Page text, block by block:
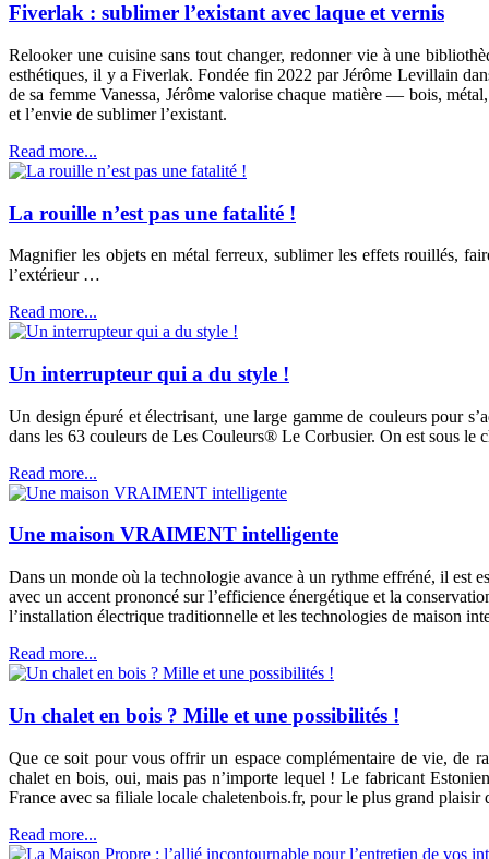
Fiverlak : sublimer l’existant avec laque et vernis
Relooker une cuisine sans tout changer, redonner vie à une
esthétiques, il y a Fiverlak. Fondée fin 2022 par Jérôme Levillain
de sa femme Vanessa, Jérôme valorise chaque matière — bois,
et l’envie de sublimer l’existant.
Read more...
La rouille n’est pas une fatalité !
Magnifier les objets en métal ferreux, sublimer les effets rouillés,
l’extérieur …
Read more...
Un interrupteur qui a du style !
Un design épuré et électrisant, une large gamme de couleurs pour
dans les 63 couleurs de Les Couleurs® Le Corbusier. On est sous le
Read more...
Une maison VRAIMENT intelligente
Dans un monde où la technologie avance à un rythme effréné, il est
avec un accent prononcé sur l’efficience énergétique et la
l’installation électrique traditionnelle et les technologies de maison
Read more...
Un chalet en bois ? Mille et une possibilités !
Que ce soit pour vous offrir un espace complémentaire de vie, de
chalet en bois, oui, mais pas n’importe lequel ! Le fabricant
France avec sa filiale locale chaletenbois.fr, pour le plus grand
Read more...